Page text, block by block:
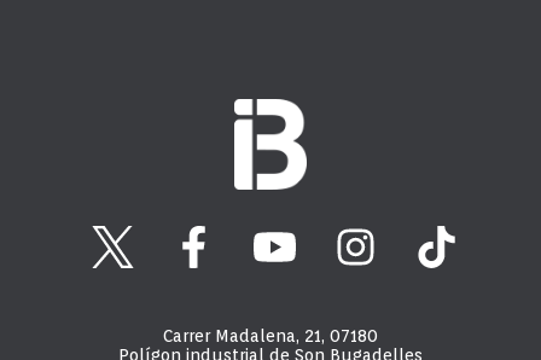
Carrer Madalena, 21, 07180
Polígon industrial de Son Bugadelles